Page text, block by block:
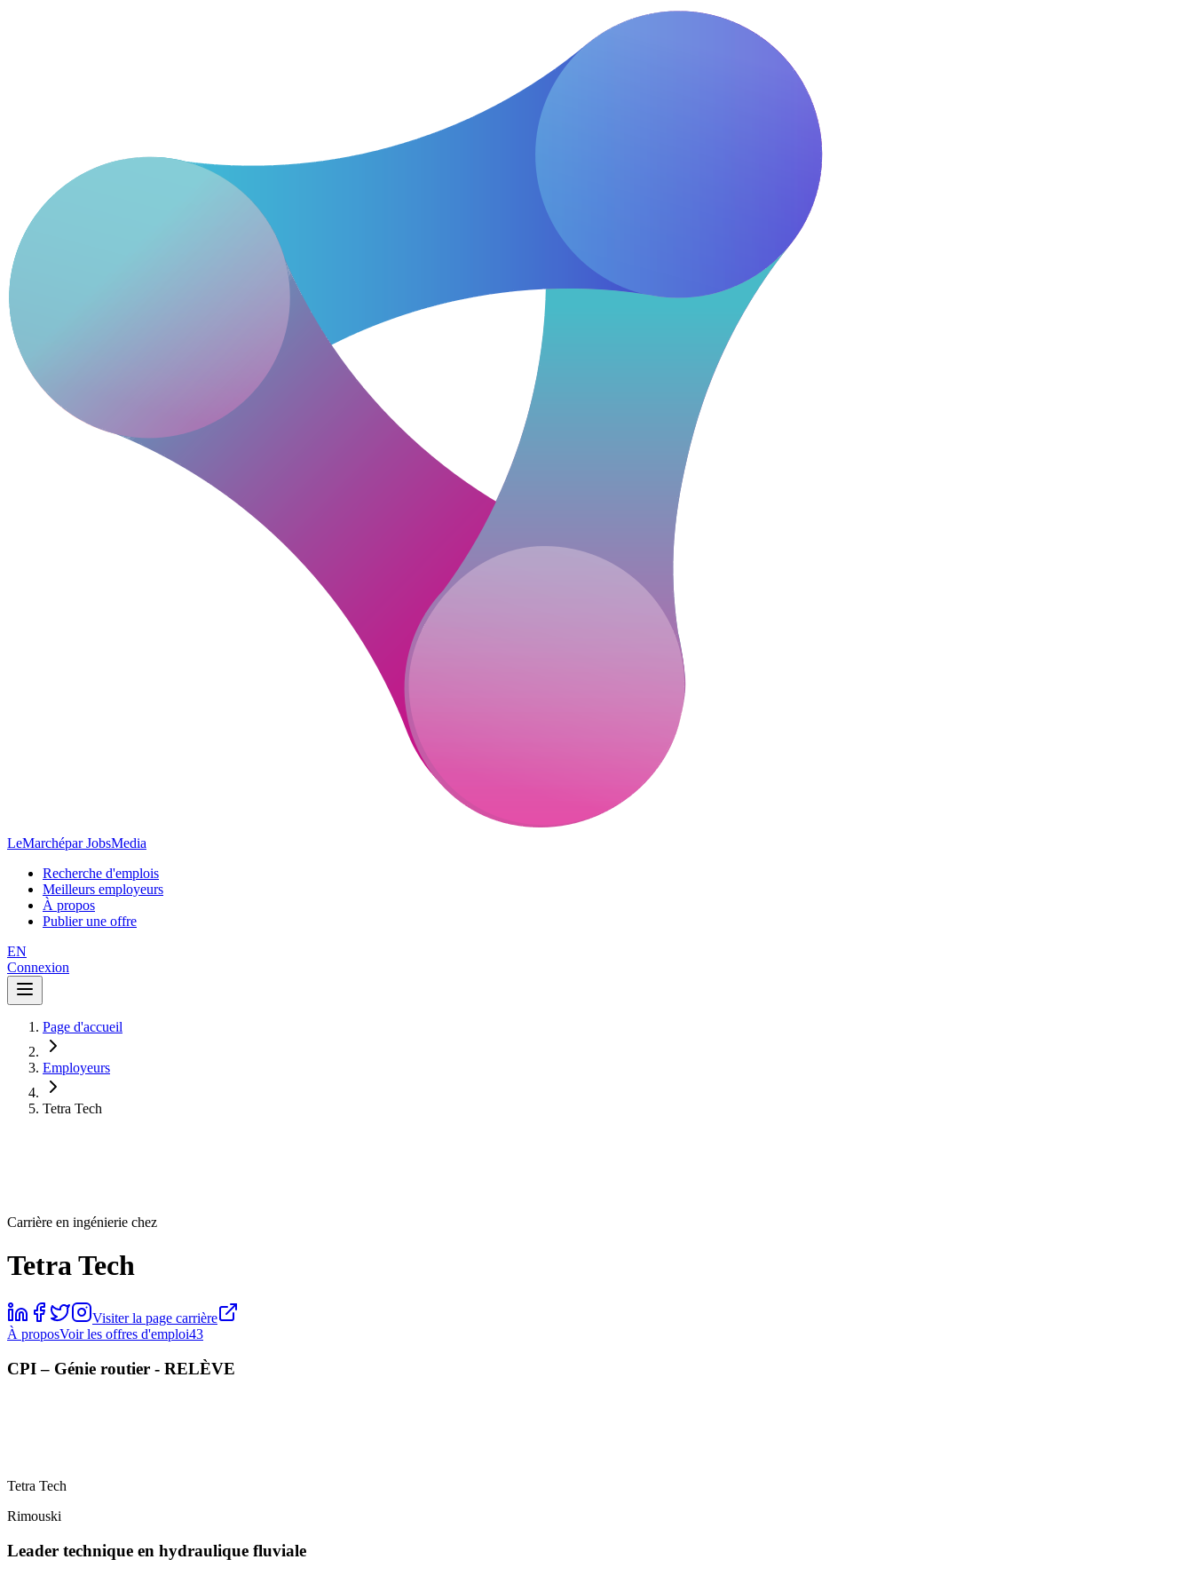
LeMarchépar JobsMedia
Recherche d'emplois
Meilleurs employeurs
À propos
Publier une offre
EN
Connexion
Page d'accueil
Employeurs
Tetra Tech
Carrière en ingénierie chez
Tetra Tech
Visiter la page carrière
À proposVoir les offres d'emploi43
CPI – Génie routier - RELÈVE
Tetra Tech
Rimouski
Leader technique en hydraulique fluviale